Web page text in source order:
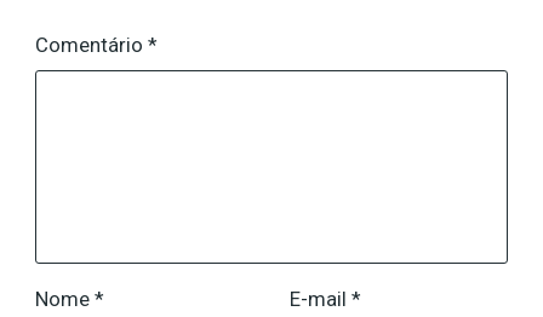
Comentário *
Nome * E-mail *